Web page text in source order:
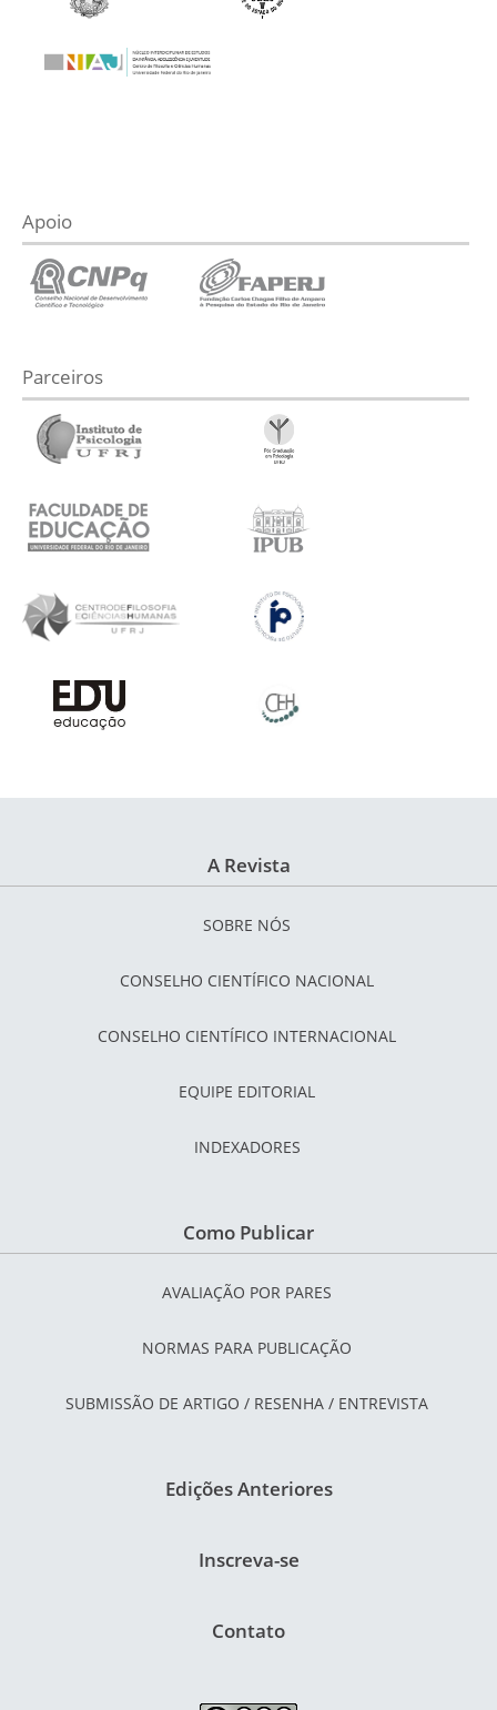
Apoio
Parceiros
A Revista
SOBRE NÓS
CONSELHO CIENTÍFICO NACIONAL
CONSELHO CIENTÍFICO INTERNACIONAL
EQUIPE EDITORIAL
INDEXADORES
Como Publicar
AVALIAÇÃO POR PARES
NORMAS PARA PUBLICAÇÃO
SUBMISSÃO DE ARTIGO / RESENHA / ENTREVISTA
Edições Anteriores
Inscreva-se
Contato